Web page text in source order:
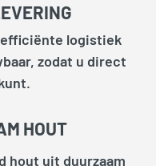
efficiënte logistiek
zodat u direct
HOUT
hout uit duurzaam